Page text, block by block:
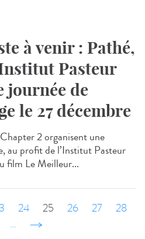
à venir : Pathé,
Pasteur
journée de
le 27 décembre
2 organisent une
au profit de l’Institut Pasteur
film Le Meilleur...
24 25 26 27
28
… suivant ›